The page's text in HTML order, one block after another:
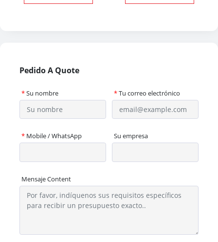
Pedido A Quote
*Su nombre *Tu correo electrónico
* Mobile / WhatsApp Su empresa
Mensaje Content